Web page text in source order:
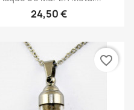
24,50 €
favorite_border